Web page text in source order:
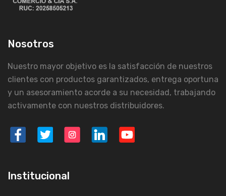
Nosotros
Nuestro mayor objetivo es la satisfacción de nuestros
clientes con productos garantizados, entrega oportuna
y un asesoramiento acorde a su necesidad, trabajando
activamente con nuestros distribuidores.
Institucional